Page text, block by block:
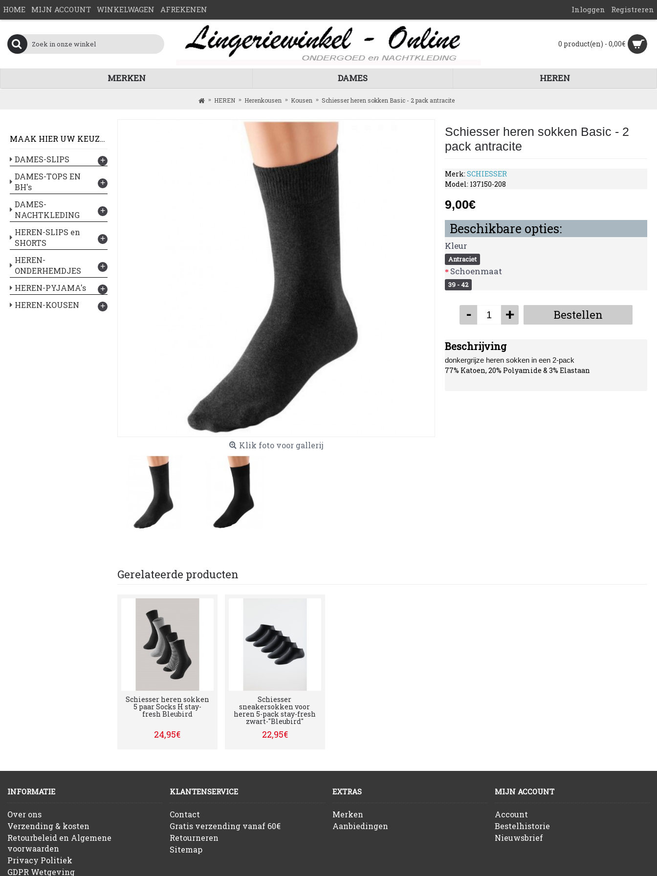
HOME MIJN ACCOUNT WINKELWAGEN AFREKENEN Inloggen Registreren
0 product(en) - 0,00€
MERKEN DAMES HEREN
HEREN Herenkousen Kousen Schiesser heren sokken Basic - 2 pack antracite
MAAK HIER UW KEUZE :
DAMES-SLIPS
+
DAMES-TOPS EN
BH's
+
DAMES-
NACHTKLEDING
+
HEREN-SLIPS en
SHORTS
+
HEREN-
ONDERHEMDJES
+
HEREN-PYJAMA's +
HEREN-KOUSEN +
Klik foto voor gallerij
Schiesser heren sokken Basic - 2
pack antracite
Merk:SCHIESSER
Model: 137150-208
9,00€
Beschikbare opties:
Kleur
Antraciet
Schoenmaat
39 - 42
- + Bestellen
Beschrijving
donkergrijze heren sokken in een 2-pack
77% Katoen, 20% Polyamide & 3% Elastaan
Gerelateerde producten
Schiesser heren sokken
5 paar Socks H stay-
fresh Bleubird
24,95€
Schiesser
sneakersokken voor
heren 5-pack stay-fresh
zwart-"Bleubird"
22,95€
INFORMATIE
Over ons
Verzending & kosten
Retourbeleid en Algemene
voorwaarden
Privacy Politiek
GDPR Wetgeving
KLANTENSERVICE
Contact
Gratis verzending vanaf 60€
Retourneren
Sitemap
EXTRAS
Merken
Aanbiedingen
MIJN ACCOUNT
Account
Bestelhistorie
Nieuwsbrief